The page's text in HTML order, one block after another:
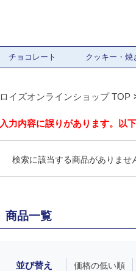
チョコレート クッキー・焼
ロイズオンラインショップ TOP
入力内容に誤りがあります。以
検索に該当する商品がありませ
商品一覧
並び替え 価格の低い順